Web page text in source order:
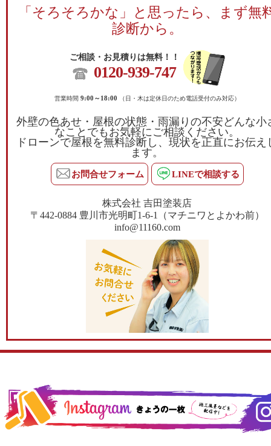
「そろそろかな」と思ったら、まず無
診断から。
ご相談・お見積りは無料！！
0120-939-747
営業時間 9:00～18:00 （日・木は定休日のため電話受付のみ対応）
外壁の色あせ・屋根の状態・雨漏りの不安どんな小
なことでもお気軽にご相談ください。
ドローンで屋根を無料診断し、現状を正直にお伝え
ます。
お問合せフォーム LINEで相談する
株式会社 吉田塗装店
〒442-0884 豊川市光明町1-6-1（マチニワとよかわ前）
info@11160.com